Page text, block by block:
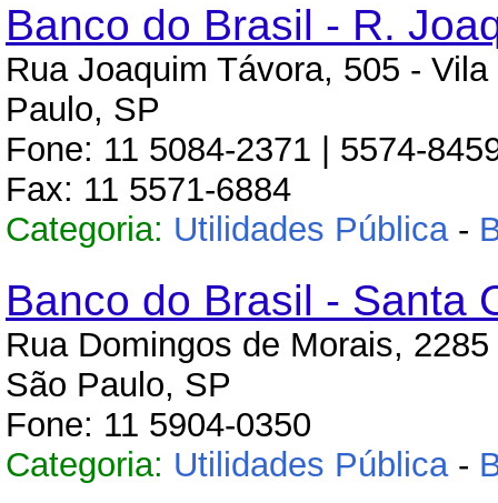
Banco do Brasil - R.
Rua Joaquim Távora, 505 -
Paulo, SP
Fone: 11 5084-2371 | 5574-
Fax: 11 5571-6884
Categoria: Utilidades Pública-
Banco do Brasil - Santa
Rua Domingos de Morais,
São Paulo, SP
Fone: 11 5904-0350
Categoria: Utilidades Pública-